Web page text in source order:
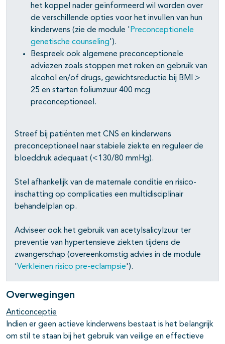
het koppel nader geïnformeerd wil worden over
de verschillende opties voor het invullen van hun
kinderwens (zie de module ' Preconceptionele
genetische counseling').
Bespreek ook algemene preconceptionele
adviezen zoals stoppen met roken en gebruik van
alcohol en/of drugs, gewichtsreductie bij BMI >
25 en starten foliumzuur 400 mcg
preconceptioneel.
Streef bij patiënten met CNS en kinderwens
preconceptioneel naar stabiele ziekte en reguleer de
bloeddruk adequaat (<130/80 mmHg).
Stel afhankelijk van de maternale conditie en risico-
inschatting op complicaties een multidisciplinair
behandelplan op.
Adviseer ook het gebruik van acetylsalicylzuur ter
preventie van hypertensieve ziekten tijdens de
zwangerschap (overeenkomstig advies in de module
'Verkleinen risico pre-eclampsie').
Overwegingen
Anticonceptie
Indien er geen actieve kinderwens bestaat is het belangrijk
om stil te staan bij het gebruik van veilige en effectieve